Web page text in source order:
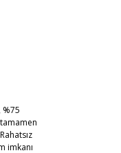
%75
imkanı